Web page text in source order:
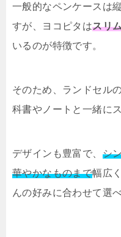
一般的なペンケースは
すが、ヨコピタはスリ
いるのが特徴です。
そのため、ランドセル
科書やノートと一緒に
デザインも豊富で、 シ
華やかなものまで幅広
んの好みに合わせて選べ